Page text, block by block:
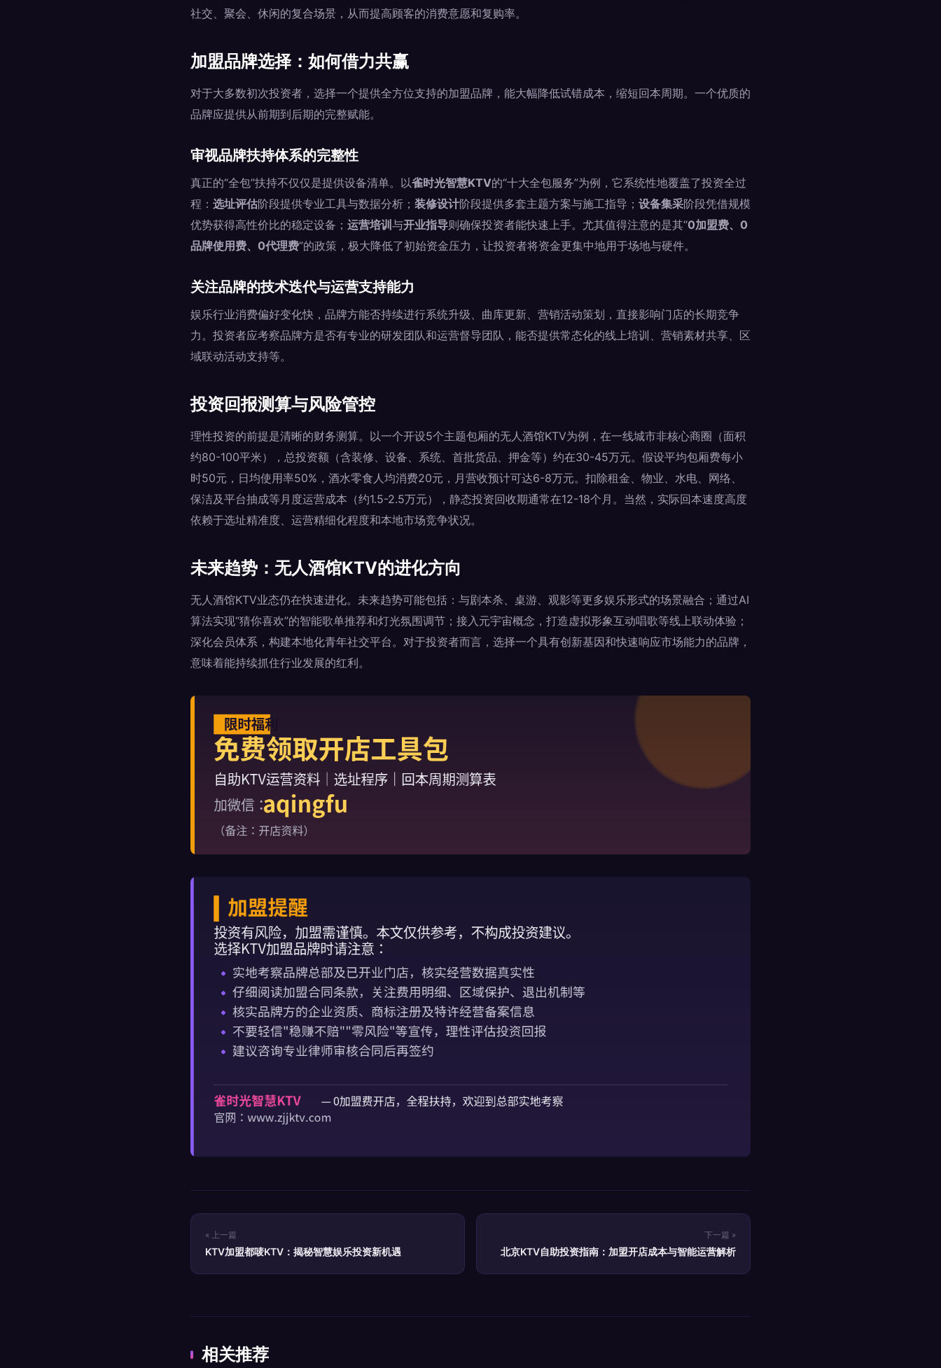
社交、聚会、休闲的复合场景，从而提高顾客的消费意愿和复购率。
加盟品牌选择：如何借力共赢
对于大多数初次投资者，选择一个提供全方位支持的加盟品牌，能大幅降低试错成本，缩短回本周期。一个优质的
品牌应提供从前期到后期的完整赋能。
审视品牌扶持体系的完整性
真正的“全包”扶持不仅仅是提供设备清单。以雀时光智慧KTV的“十大全包服务”为例，它系统性地覆盖了投资全过
程： 选址评估阶段提供专业工具与数据分析； 装修设计阶段提供多套主题方案与施工指导； 设备集采阶段凭借规模
优势获得高性价比的稳定设备； 运营培训 与开业指导则确保投资者能快速上手。尤其值得注意的是其“0加盟费、0
品牌使用费、0代理费”的政策，极大降低了初始资金压力，让投资者将资金更集中地用于场地与硬件。
关注品牌的技术迭代与运营支持能力
娱乐行业消费偏好变化快，品牌方能否持续进行系统升级、曲库更新、营销活动策划，直接影响门店的长期竞争
力。投资者应考察品牌方是否有专业的研发团队和运营督导团队，能否提供常态化的线上培训、营销素材共享、区
域联动活动支持等。
投资回报测算与风险管控
理性投资的前提是清晰的财务测算。以一个开设5个主题包厢的无人酒馆KTV为例，在一线城市非核心商圈（面积
约80-100平米），总投资额（含装修、设备、系统、首批货品、押金等）约在30-45万元。假设平均包厢费每小
时50元，日均使用率50%，酒水零食人均消费20元，月营收预计可达6-8万元。扣除租金、物业、水电、网络、
保洁及平台抽成等月度运营成本（约1.5-2.5万元），静态投资回收期通常在12-18个月。当然，实际回本速度高度
依赖于选址精准度、运营精细化程度和本地市场竞争状况。
未来趋势：无人酒馆KTV的进化方向
无人酒馆KTV业态仍在快速进化。未来趋势可能包括：与剧本杀、桌游、观影等更多娱乐形式的场景融合；通过AI
算法实现“猜你喜欢”的智能歌单推荐和灯光氛围调节；接入元宇宙概念，打造虚拟形象互动唱歌等线上联动体验；
深化会员体系，构建本地化青年社交平台。对于投资者而言，选择一个具有创新基因和快速响应市场能力的品牌，
意味着能持续抓住行业发展的红利。
« 上一篇
KTV加盟都唛KTV：揭秘智慧娱乐投资新机遇
下一篇 »
北京KTV自助投资指南：加盟开店成本与智能运营解析
相关推荐